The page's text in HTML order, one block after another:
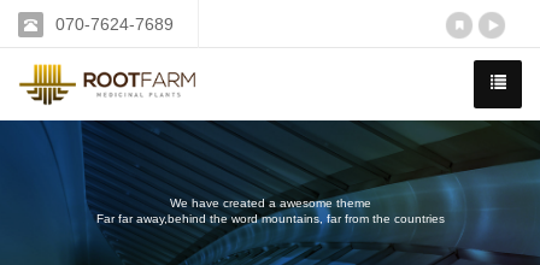
070-7624-7689
We have created a awesome theme
Far far away,behind the word mountains, far from the countries